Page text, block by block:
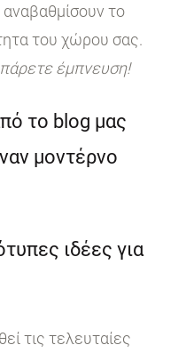
αναβαθμίσουν το
του χώρου σας.
έμπνευση!
το blog μας
μοντέρνο
ιδέες για
τις τελευταίες